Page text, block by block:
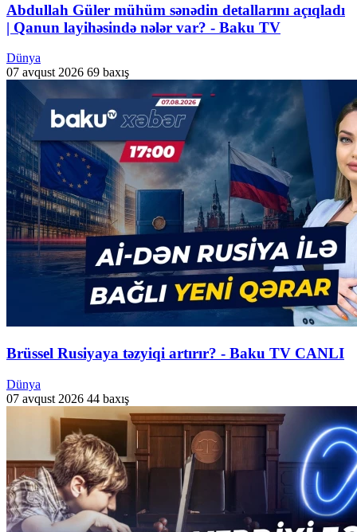
Abdullah Güler mühüm sənədin detallarını açıqladı
| Qanun layihəsində nələr var? - Baku TV
Dünya
07 avqust 2026 69 baxış
Brüssel Rusiyaya təzyiqi artırır? - Baku TV CANLI
Dünya
07 avqust 2026 44 baxış